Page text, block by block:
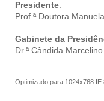
Presidente:
Prof.ª Doutora
Gabinete da
Dr.ª Cândida Marcelino
Optimizado para 1024x768 IE